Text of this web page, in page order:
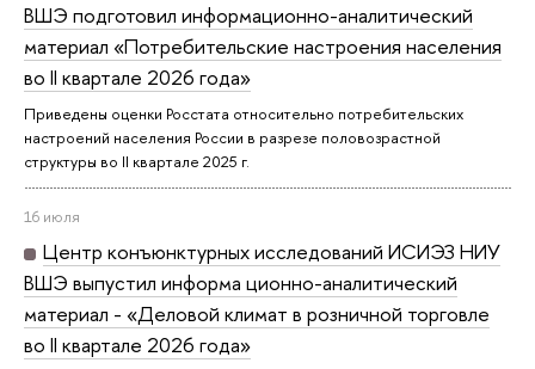
ВШЭ подготовил информационно-аналитический
материал «Потребительские настроения населения
во II квартале 2026 года»
Приведены оценки Росстата относительно потребительских
настроений населения России в разрезе половозрастной
структуры во II квартале 2025 г.
16 июля
Центр конъюнктурных исследований ИСИЭЗ НИУ
ВШЭ выпустил информа ционно-аналитический
материал - «Деловой климат в розничной торговле
во II квартале 2026 года»